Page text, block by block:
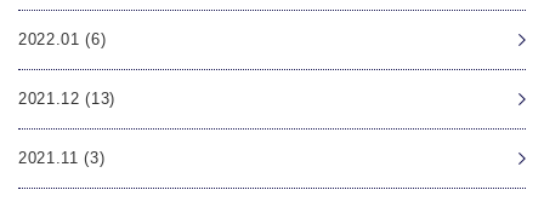
2022.01 (6)
2021.12 (13)
2021.11 (3)